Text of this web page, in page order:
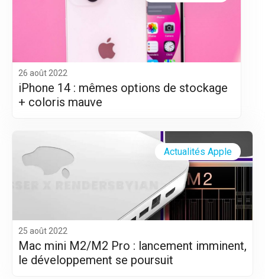
26 août 2022
iPhone 14 : mêmes options de stockage
+ coloris mauve
25 août 2022
Mac mini M2/M2 Pro : lancement imminent,
le développement se poursuit
Actualités Apple